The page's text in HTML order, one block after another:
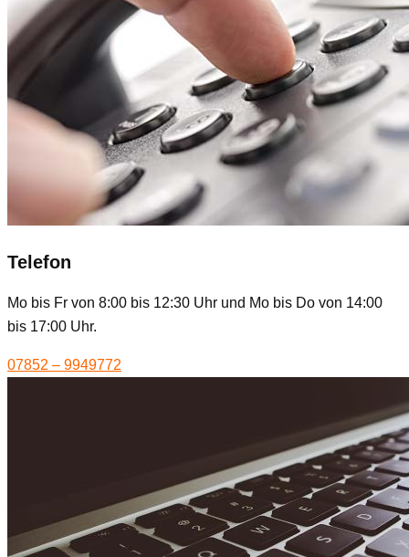
Telefon
Mo bis Fr von 8:00 bis 12:30 Uhr und Mo bis Do von 14:00
bis 17:00 Uhr.
07852 – 9949772